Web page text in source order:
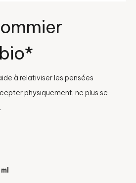
à relativiser les pensées
physiquement, ne plus se